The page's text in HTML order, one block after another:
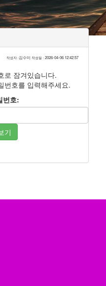
작성자 :김수미 작성일 : 2026-04-06 12:42:57
로 잠겨있습니다.
번호를 입력해주세요.
번호:
기